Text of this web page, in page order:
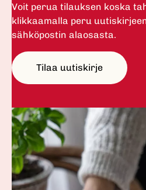
Voit perua tilauksen koska
klikkaamalla peru
sähköpostin alaosasta.